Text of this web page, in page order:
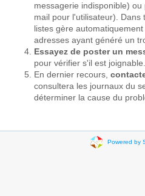
messagerie indisponible)
mail pour l'utilisateur). Dans
listes gère
adresses ayant généré un
Essayez de poster un
pour vérifier s'il est joignable.
En dernier recours,
consultera les journaux du
déterminer la cause du
Powered by